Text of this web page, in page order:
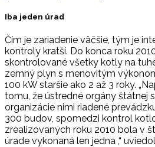
Iba jeden úrad
Čím je zariadenie väčšie, tým je
kontroly kratší. Do konca roku
skontrolované všetky kotly na
zemný plyn s menovitým
100 kW staršie ako 2 až 3 roky.
tomu, že ústredné orgány štátnej
organizácie nimi riadené
300 budov, spomedzi kontrol
zrealizovaných roku 2010 bola v
úrade vykonaná len jedna ,“